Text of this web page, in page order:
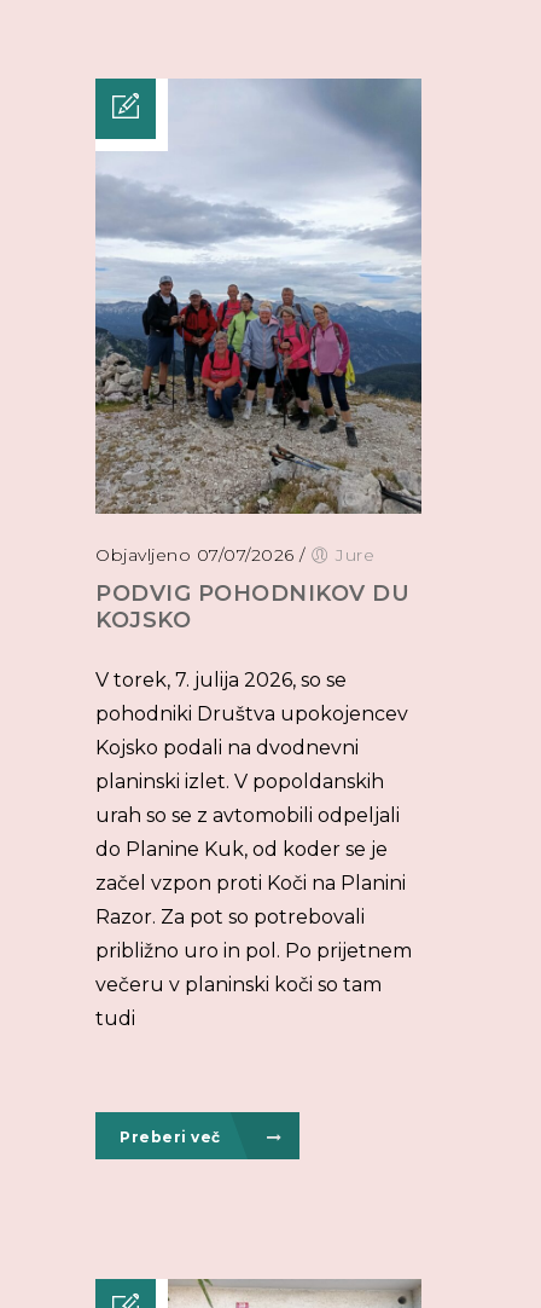
Objavljeno 07/07/2026 / Jure
PODVIG POHODNIKOV DU
KOJSKO
V torek, 7. julija 2026, so se
pohodniki Društva upokojencev
Kojsko podali na dvodnevni
planinski izlet. V popoldanskih
urah so se z avtomobili odpeljali
do Planine Kuk, od koder se je
začel vzpon proti Koči na Planini
Razor. Za pot so potrebovali
približno uro in pol. Po prijetnem
večeru v planinski koči so tam
tudi
Preberi več